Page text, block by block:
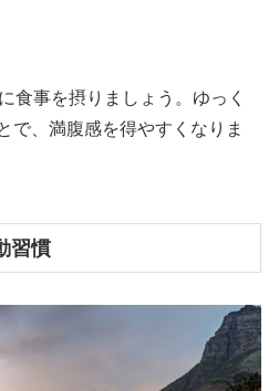
食事を摂りましょう。ゆっく
で、満腹感を得やすくなりま
習慣